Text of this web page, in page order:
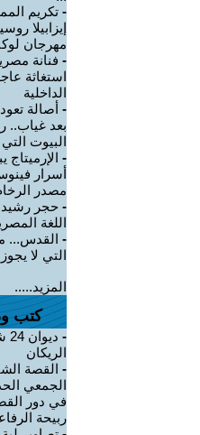
- تكريم
إيزابيلا
مهرجان
- فنانة
استغاثة
الداخلية
- أصالة
بعد غياب..
البيوت
-
أسرار
مصدر
- حجر رشيد
اللغة
- القدس...
التي لا
المزيد.....
كتب
-
الريكان
- القصة
الجمعي
في دور
ربيحة